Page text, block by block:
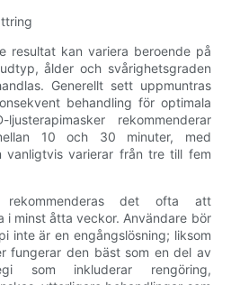
resultat kan variera beroende på
ålder och svårighetsgraden
Generellt sett uppmuntras
behandling för optimala
rekommenderar
10 och 30 minuter, med
vanligtvis varierar från tre till fem
rekommenderas det ofta att
i minst åtta veckor. Användare bör
inte är en engångslösning; liksom
fungerar den bäst som en del av
som inkluderar rengöring,